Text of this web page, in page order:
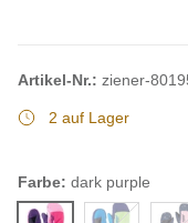
Artikel-Nr.: ziener-
2 auf Lager
Farbe: dark purple